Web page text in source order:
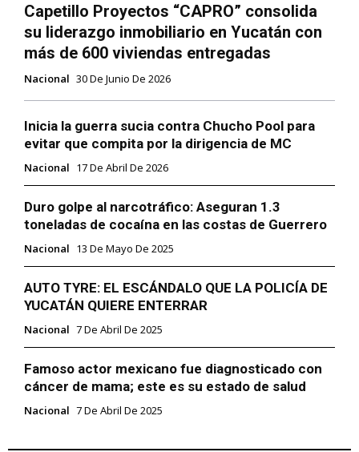
Capetillo Proyectos “CAPRO” consolida
su liderazgo inmobiliario en Yucatán con
más de 600 viviendas entregadas
Nacional 30 De Junio De 2026
Inicia la guerra sucia contra Chucho Pool para
evitar que compita por la dirigencia de MC
Nacional 17 De Abril De 2026
Duro golpe al narcotráfico: Aseguran 1.3
toneladas de cocaína en las costas de Guerrero
Nacional 13 De Mayo De 2025
AUTO TYRE: EL ESCÁNDALO QUE LA POLICÍA DE
YUCATÁN QUIERE ENTERRAR
Nacional 7 De Abril De 2025
Famoso actor mexicano fue diagnosticado con
cáncer de mama; este es su estado de salud
Nacional 7 De Abril De 2025